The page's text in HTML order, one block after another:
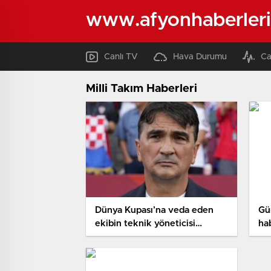
Canlı TV Hava Durumu
Milli Takım Haberleri
Dünya Kupası’na veda eden
ekibin teknik yöneticisi
vazifesi bıraktı!
ya